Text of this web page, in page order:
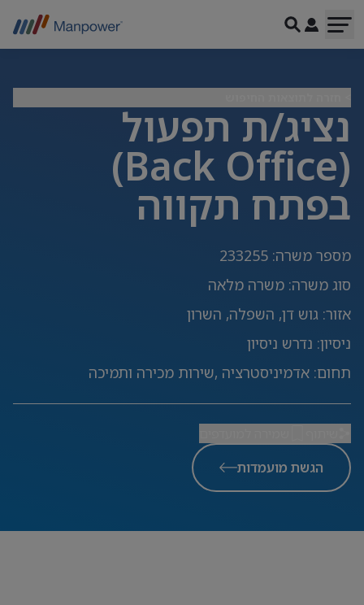
נציג/ת תפעול
(Back Office)
בפתח תקווה
מספר משרה:
233255
סוג משרה: משרה מלאה
אזור: גוש דן, השפלה, השרון
ניסיון: נדרש ניסיון
תחום: אדמיניסטרציה ,שירות מכירה ותמיכה
הגשת מועמדות